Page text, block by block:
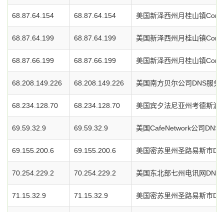
68.87.64.154 68.87.64.154 美国新泽西州月桂山镇
68.87.64.199 68.87.64.199 美国新泽西州月桂山镇
68.87.66.199 68.87.66.199 美国新泽西州月桂山镇
68.208.149.226 68.208.149.226 美国南方贝尔公司DNS服务
68.234.128.70 68.234.128.70 美国宾夕法尼亚州考德斯波
69.59.32.9 69.59.32.9 美国CafeNetwork公司DNS
69.155.200.6 69.155.200.6 美国密苏里州圣路易斯市
70.254.229.2 70.254.229.2 美国东北部七州电讯网DNS
71.15.32.9 71.15.32.9 美国密苏里州圣路易斯市